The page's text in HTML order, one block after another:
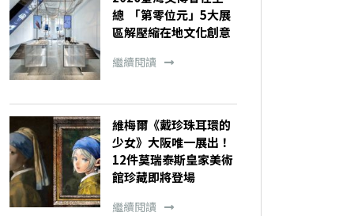
總 「第零位元」5大展
區解壓縮在地文化創意
繼續閱讀
維梅爾《戴珍珠耳環的
少女》大阪唯一展出！
12件莫瑞泰斯皇家美術
館珍藏即將登場
繼續閱讀